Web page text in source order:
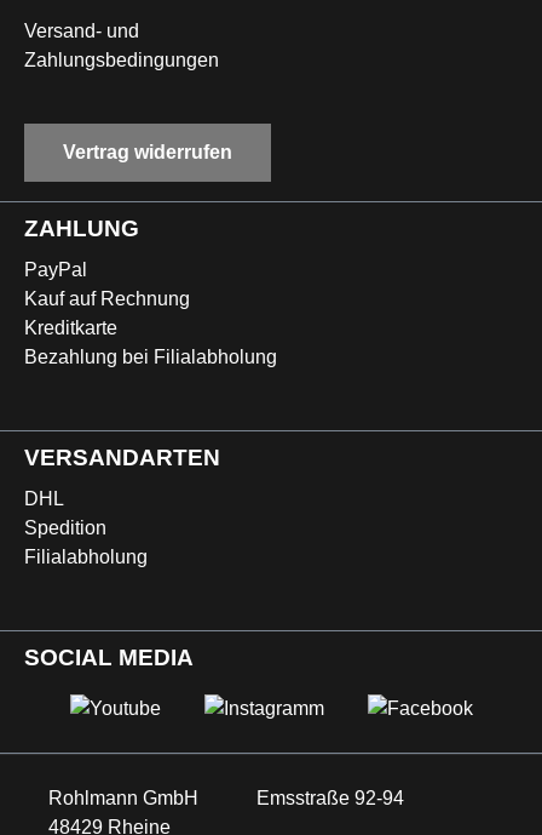
Versand- und
Zahlungsbedingungen
Vertrag widerrufen
ZAHLUNG
PayPal
Kauf auf Rechnung
Kreditkarte
Bezahlung bei Filialabholung
VERSANDARTEN
DHL
Spedition
Filialabholung
SOCIAL MEDIA
Rohlmann GmbH
Emsstraße 92-94
48429 Rheine